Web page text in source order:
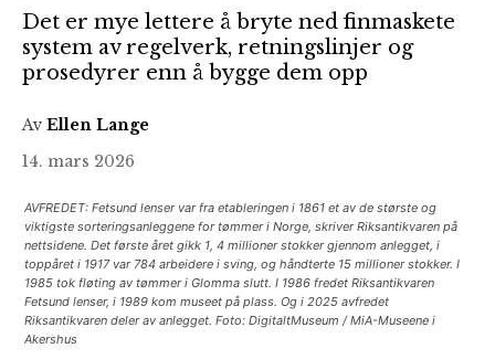
Det er mye lettere å bryte ned finmaskete
system av regelverk, retningslinjer og
prosedyrer enn å bygge dem opp
Av Ellen Lange
14. mars 2026
AVFREDET: Fetsund lenser var fra etableringen i 1861 et av de største og
viktigste sorteringsanleggene for tømmer i Norge, skriver Riksantikvaren på
nettsidene. Det første året gikk 1, 4 millioner stokker gjennom anlegget, i
toppåret i 1917 var 784 arbeidere i sving, og håndterte 15 millioner stokker. I
1985 tok fløting av tømmer i Glomma slutt. I 1986 fredet Riksantikvaren
Fetsund lenser, i 1989 kom museet på plass. Og i 2025 avfredet
Riksantikvaren deler av anlegget. Foto: DigitaltMuseum / MiA-Museene i
Akershus